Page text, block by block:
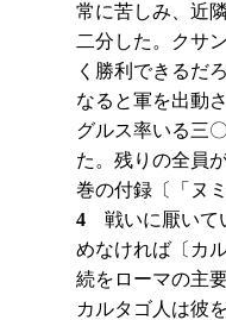
常に苦しみ、近
二分した。クサ
く勝利できるだ
なると軍を出動
グルス率いる三
た。残りの全員
巻の付録〔「ヌ
4 戦いに厭いて
めなければ〔カ
続をローマの主
カルタゴ人は彼